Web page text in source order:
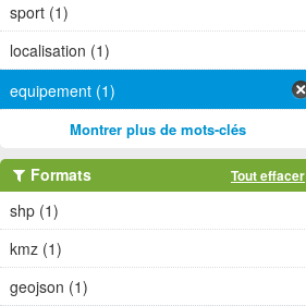
sport (1)
localisation (1)
equipement (1)
Montrer plus de mots-clés
Formats Tout effacer
shp (1)
kmz (1)
geojson (1)